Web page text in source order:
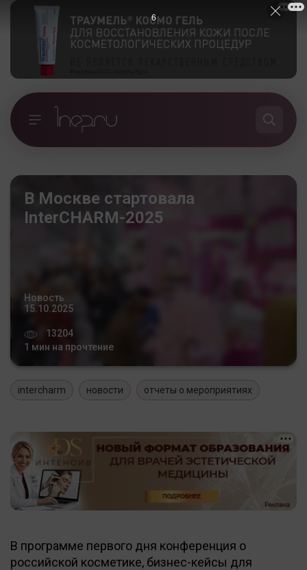
В Москве стартовала
InterCHARM-2025
Новость
15.10.2025
13204
1 мин на прочтение
intercharm новости отчеты о мероприятиях
В программе первого дня конференция о
российской косметике, бизнес-кейсы для
5